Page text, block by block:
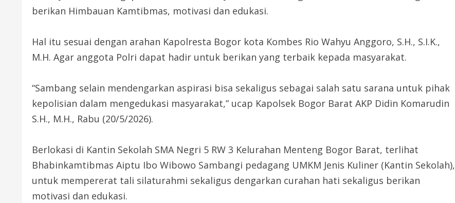
berikan Himbauan Kamtibmas, motivasi dan edukasi.
Hal itu sesuai dengan arahan Kapolresta Bogor kota Kombes Rio Wahyu Anggoro, S.H., S.I.K.,
M.H. Agar anggota Polri dapat hadir untuk berikan yang terbaik kepada masyarakat.
“Sambang selain mendengarkan aspirasi bisa sekaligus sebagai salah satu sarana untuk pihak
kepolisian dalam mengedukasi masyarakat,” ucap Kapolsek Bogor Barat AKP Didin Komarudin
S.H., M.H., Rabu (20/5/2026).
Berlokasi di Kantin Sekolah SMA Negri 5 RW 3 Kelurahan Menteng Bogor Barat, terlihat
Bhabinkamtibmas Aiptu Ibo Wibowo Sambangi pedagang UMKM Jenis Kuliner (Kantin Sekolah),
untuk mempererat tali silaturahmi sekaligus dengarkan curahan hati sekaligus berikan
motivasi dan edukasi.